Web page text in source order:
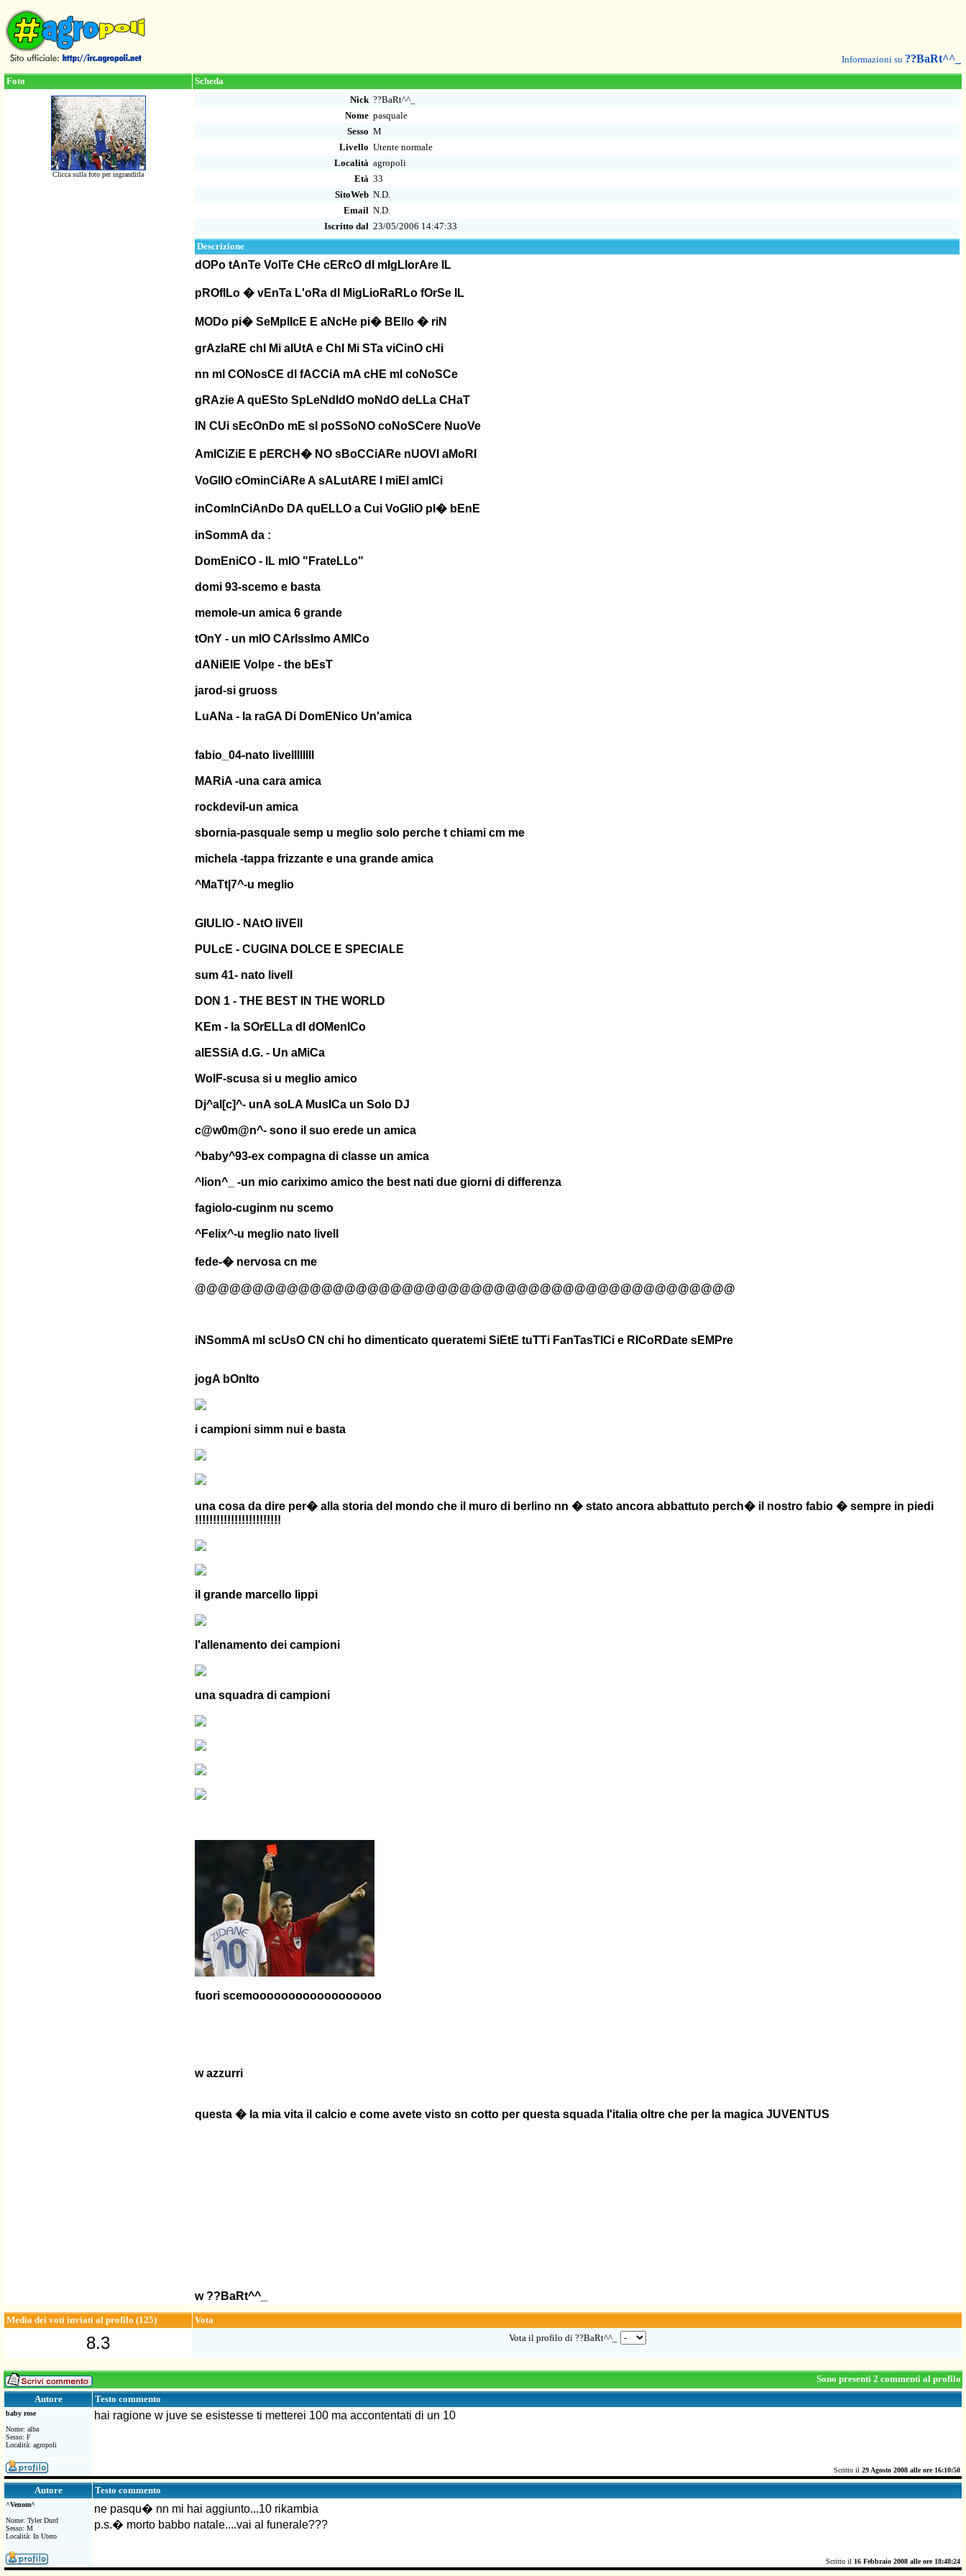
Informazioni su ??BaRt^^_
Foto Scheda
Clicca sulla foto per ingrandirla
Nick ??BaRt^^_
Nome pasquale
Sesso M
Livello Utente normale
Località agropoli
Età 33
SitoWeb N.D.
Email N.D.
Iscritto dal 23/05/2006 14:47:33
Descrizione
dOPo tAnTe VolTe CHe cERcO dI mIgLIorAre IL
pROfILo � vEnTa L'oRa dI MigLioRaRLo fOrSe IL
MODo pi� SeMplIcE E aNcHe pi� BEllo � riN
grAzIaRE chI Mi aIUtA e ChI Mi STa viCinO cHi
nn mI CONosCE dI fACCiA mA cHE mI coNoSCe
gRAzie A quESto SpLeNdIdO moNdO deLLa CHaT
IN CUi sEcOnDo mE sI poSSoNO coNoSCere NuoVe
AmICiZiE E pERCH� NO sBoCCiARe nUOVI aMoRI
VoGlIO cOminCiARe A sALutARE I miEI amICi
inComInCiAnDo DA quELLO a Cui VoGliO pI� bEnE
inSommA da :
DomEniCO - IL mIO "FrateLLo"
domi 93-scemo e basta
memole-un amica 6 grande
tOnY - un mIO CArIssImo AMICo
dANiElE Volpe - the bEsT
jarod-si gruoss
LuANa - la raGA Di DomENico Un'amica
fabio_04-nato livellllllll
MARiA -una cara amica
rockdevil-un amica
sbornia-pasquale semp u meglio solo perche t chiami cm me
michela -tappa frizzante e una grande amica
^MaTt|7^-u meglio
GIULIO - NAtO liVEll
PULcE - CUGINA DOLCE E SPECIALE
sum 41- nato livell
DON 1 - THE BEST IN THE WORLD
KEm - la SOrELLa dI dOMenICo
alESSiA d.G. - Un aMiCa
WolF-scusa si u meglio amico
Dj^al[c]^- unA soLA MusICa un Solo DJ
c@w0m@n^- sono il suo erede un amica
^baby^93-ex compagna di classe un amica
^lion^_ -un mio cariximo amico the best nati due giorni di differenza
fagiolo-cuginm nu scemo
^Felix^-u meglio nato livell
fede-� nervosa cn me
@@@@@@@@@@@@@@@@@@@@@@@@@@@@@@@@@@@@@@@@@@@@@@@
iNSommA mI scUsO CN chi ho dimenticato queratemi SiEtE tuTTi FanTasTICi e RICoRDate sEMPre
jogA bOnIto
i campioni simm nui e basta
una cosa da dire per� alla storia del mondo che il muro di berlino nn � stato ancora abbattuto perch� il nostro fabio � sempre in piedi
!!!!!!!!!!!!!!!!!!!!!!!!
il grande marcello lippi
l'allenamento dei campioni
una squadra di campioni
fuori scemoooooooooooooooooo
w azzurri
questa � la mia vita il calcio e come avete visto sn cotto per questa squada l'italia oltre che per la magica JUVENTUS
w ??BaRt^^_
Media dei voti inviati al profilo (125) Vota
8.3 Vota il profilo di ??BaRt^^_
Sono presenti 2 commenti al profilo
Autore
Testo commento
baby rose
Nome: alba
Sesso: F
Località: agropoli
hai ragione w juve se esistesse ti metterei 100 ma accontentati di un 10
Scritto il 29 Agosto 2008 alle ore 16:10:50
Autore Testo commento
^Venom^
Nome: Tyler Durd
Sesso: M
Località: In Utero
ne pasqu� nn mi hai aggiunto...10 rikambia
p.s.� morto babbo natale....vai al funerale???
Scritto il 16 Febbraio 2008 alle ore 18:48:24